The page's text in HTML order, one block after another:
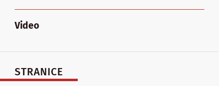
Video
STRANICE